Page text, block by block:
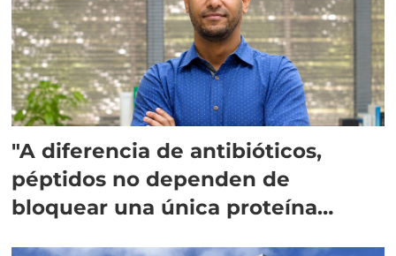
"A diferencia de antibióticos,
péptidos no dependen de
bloquear una única proteína